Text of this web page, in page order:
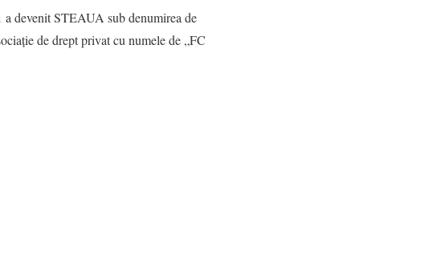
devenit STEAUA sub denumirea de
de drept privat cu numele de „FC